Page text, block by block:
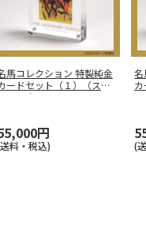
馬コレクション 特製純金
ードセット（１）（スペ
シャルウ
円
料・税込)
名
(